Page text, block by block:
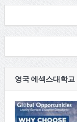
영국 에섹스대학교